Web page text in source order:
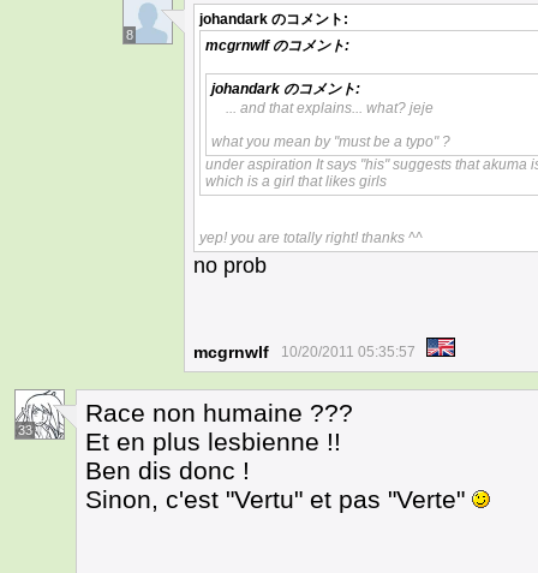
8
johandark のコメント:
mcgrnwlfのコメント:
johandark のコメント:
... and that explains... what? jeje
what you mean by "must be a typo" ?
under aspiration It says "his" suggests that akuma
which is a girl that likes girls
yep! you are totally right! thanks ^^
no prob
mcgrnwlf 10/20/2011 05:35:57
33
Race non humaine ???
Et en plus lesbienne !!
Ben dis donc !
Sinon, c'est "Vertu" et pas "Verte"